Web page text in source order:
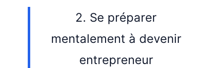
2. Se préparer
mentalement à devenir
entrepreneur